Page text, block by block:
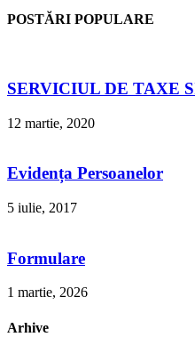
POSTĂRI POPULARE
SERVICIUL DE TAXE
12 martie, 2020
Evidența Persoanelor
5 iulie, 2017
Formulare
1 martie, 2026
Arhive